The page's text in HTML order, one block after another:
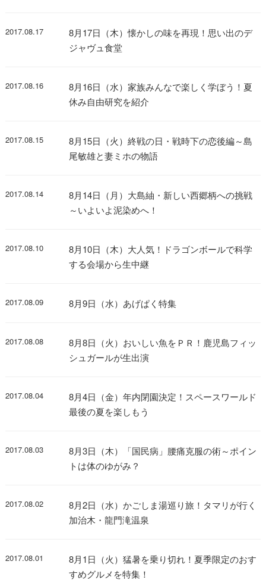
2017.08.17
8月17日（木）懐かしの味を再現！思い出のデ
ジャヴュ食堂
2017.08.16
8月16日（水）家族みんなで楽しく学ぼう！夏
休み自由研究を紹介
2017.08.15
8月15日（火）終戦の日・戦時下の恋後編～島
尾敏雄と妻ミホの物語
2017.08.14
8月14日（月）大島紬・新しい西郷柄への挑戦
～いよいよ泥染めへ！
2017.08.10
8月10日（木）大人気！ドラゴンボールで科学
する会場から生中継
2017.08.09 8月9日（水）あげぱく特集
2017.08.08
8月8日（火）おいしい魚をＰＲ！鹿児島フィッ
シュガールが生出演
2017.08.04
8月4日（金）年内閉園決定！スペースワールド
最後の夏を楽しもう
2017.08.03
8月3日（木）「国民病」腰痛克服の術～ポイン
トは体のゆがみ？
2017.08.02
8月2日（水）かごしま湯巡り旅！タマリが行く
加治木・龍門滝温泉
2017.08.01
8月1日（火）猛暑を乗り切れ！夏季限定のおす
すめグルメを特集！